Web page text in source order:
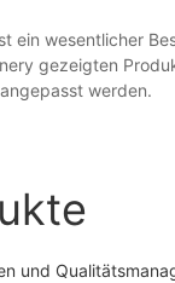
ein wesentlicher
gezeigten
werden.
und